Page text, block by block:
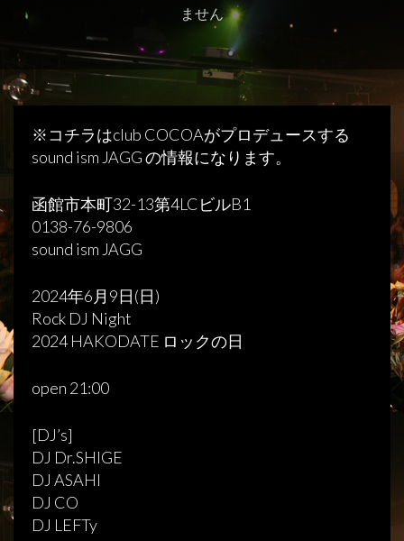
ません
※コチラはclub COCOAがプロデュースする
sound ism JAGG の情報になります。
函館市本町32-13第4LCビルB1
0138-76-9806
sound ism JAGG
2024年6月9日(日)
Rock DJ Night
2024 HAKODATE ロックの日
open 21:00
[DJ’s]
DJ Dr.SHIGE
DJ ASAHI
DJ CO
DJ LEFTy